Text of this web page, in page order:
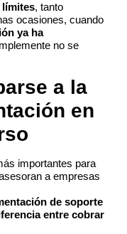
límites, tanto
ocasiones, cuando
ya ha
no se
a la
en
importantes para
a empresas
de soporte
entre cobrar